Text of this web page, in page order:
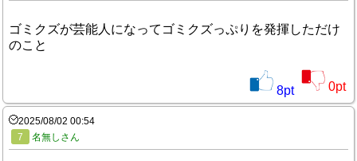
ゴミクズが芸能人になってゴミクズっぷりを発揮しただけ
のこと
8pt 0pt
2025/08/02 00:54
7
名無しさん